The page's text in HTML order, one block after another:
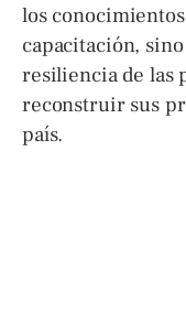
los
capacitación,
resiliencia de las
reconstruir sus
país.